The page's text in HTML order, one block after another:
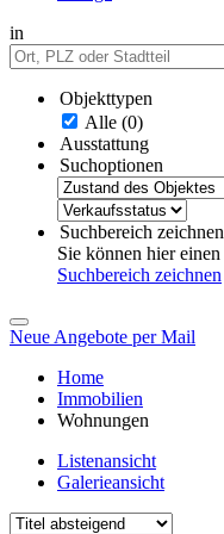
in
Objekttypen
Alle (0)
Ausstattung
Suchoptionen
Suchbereich zeichnen
Sie können hier einen
Suchbereich zeichnen
Neue Angebote per Mail
Home
Immobilien
Wohnungen
Listenansicht
Galerieansicht